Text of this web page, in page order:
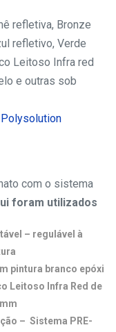
refletiva, Bronze
refletivo, Verde
Leitoso Infra red
e outras sob
com o sistema
foram utilizados
– regulável à
pintura branco epóxi
Leitoso Infra Red de
– Sistema PRE-